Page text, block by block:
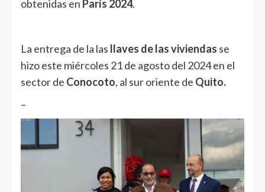
obtenidas en París 2024.
La entrega de la las llaves de las viviendas se
hizo este miércoles 21 de agosto del 2024 en el
sector de Conocoto, al sur oriente de Quito.
–